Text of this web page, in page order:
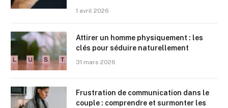
1 avril 2026
Attirer un homme physiquement : les
clés pour séduire naturellement
31 mars 2026
Frustration de communication dans le
couple : comprendre et surmonter les